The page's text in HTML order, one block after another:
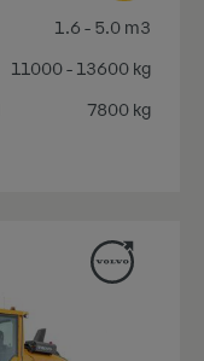
1.6 - 5.0 m3
11000 - 13600 kg
7800 kg